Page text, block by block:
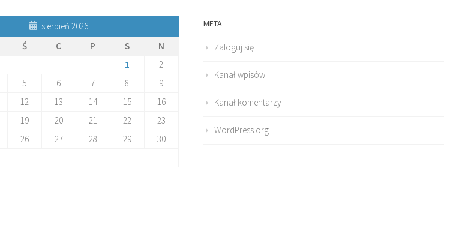
sierpień 2026
Ś C P S
N
1
2
5 6 7 8
9
12 13 14 15
16
19 20 21 22
23
26 27 28 29
30
META
Zaloguj się
Kanał wpisów
Kanał komentarzy
WordPress.org